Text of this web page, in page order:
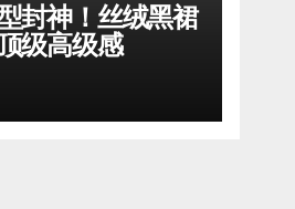
封神！丝绒黑裙
级高级感